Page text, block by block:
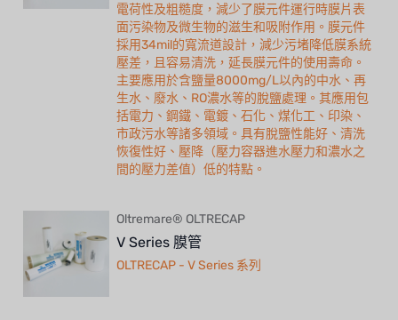
電荷性及粗糙度，減少了膜元件運行時膜片表
面污染物及微生物的滋生和吸附作用。膜元件
採用34mil的寬流道設計，減少污堵降低膜系統
壓差，且容易清洗，延長膜元件的使用壽命。
主要應用於含鹽量8000mg/L以內的中水、再
生水、廢水、RO濃水等的脫鹽處理。其應用包
括電力、鋼鐵、電鍍、石化、煤化工、印染、
市政污水等諸多領域。具有脫鹽性能好、清洗
恢復性好、壓降（壓力容器進水壓力和濃水之
間的壓力差值）低的特點。
Oltremare® OLTRECAP
V Series 膜管
OLTRECAP - V Series 系列